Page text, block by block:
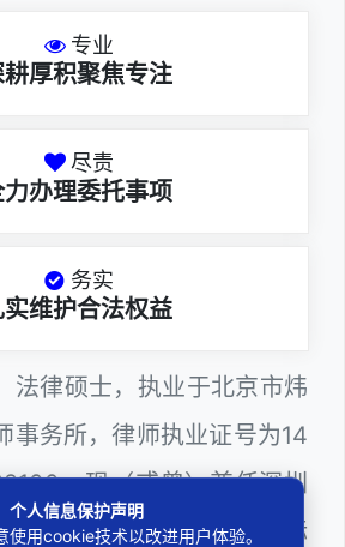
专业
厚积聚焦专注
尽责
办理委托事项
务实
实维护合法权益
法律硕士，执业于北京市炜
事务所，律师执业证号为14
，现（或曾）兼任深圳
署公职律师、建设工程定标
个人信息保护声明
使用cookie技术以改进用户体验。